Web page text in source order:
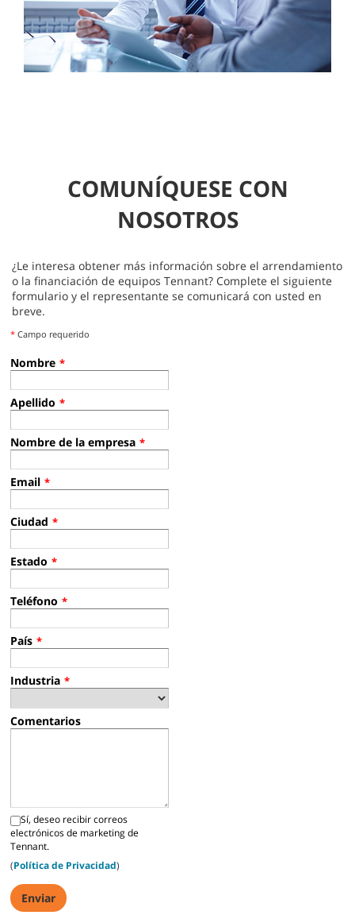
COMUNÍQUESE CON
NOSOTROS
¿Le interesa obtener más información sobre el arrendamiento
o la financiación de equipos Tennant? Complete el siguiente
formulario y el representante se comunicará con usted en
breve.
* Campo requerido
Nombre *
Apellido *
Nombre de la empresa *
Email *
Ciudad *
Estado *
Teléfono *
País *
Industria *
Comentarios
Sí, deseo recibir correos
electrónicos de marketing de
Tennant.
(Política de Privacidad)